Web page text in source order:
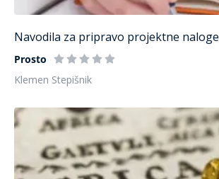
Navodila za pripravo projektne naloge
Prosto
Klemen Stepišnik